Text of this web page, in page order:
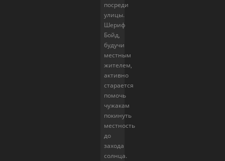
посреди
улицы.
Шериф
Бойд,
будучи
местным
жителем,
активно
старается
помочь
чужакам
покинуть
местность
до
захода
солнца.